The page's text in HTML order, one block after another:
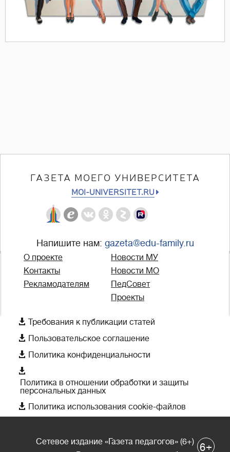
ГАЗЕТА МОЕГО УНИВЕРСИТЕТА
MOI-UNIVERSITET.RU
Напишите нам: gazeta@edu-family.ru
О проекте
Контакты
Рекламодателям
Новости МУ
Новости МО
ПедСовет
Проекты
 Требования к публикации статей
 Пользовательское соглашение
 Политика конфиденциальности

Политика в отношении обработки и защиты
персональных данных
 Политика использования cookie-файлов
Сетевое издание «Газета педагогов» (6+)
6+